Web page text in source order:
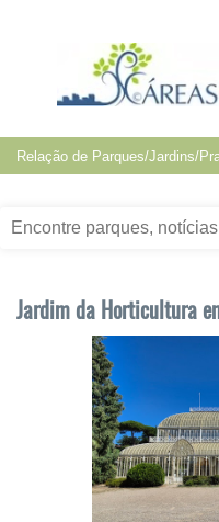
Jardim da Horticultura